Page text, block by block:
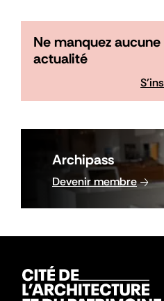
Ne manquez aucune
actualité
Archipass
Lien
Devenir membre